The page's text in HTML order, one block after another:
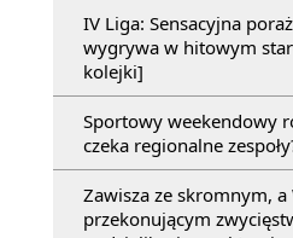
IV Liga: Sensacyjna
wygrywa w hitowym
kolejki]
Sportowy weekendowy
czeka regionalne
Zawisza ze skromnym, a
przekonującym